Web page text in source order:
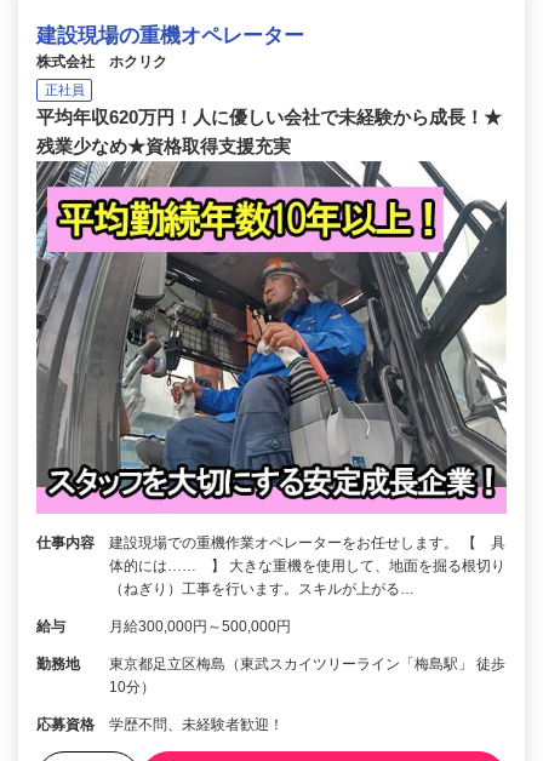
建設現場の重機オペレーター
株式会社 ホクリク
正社員
平均年収620万円！人に優しい会社で未経験から成長！★
残業少なめ★資格取得支援充実
仕事内容
建設現場での重機作業オペレーターをお任せします。 【 具
体的には…… 】 大きな重機を使用して、地面を掘る根切り
（ねぎり）工事を行います。スキルが上がる…
給与 月給300,000円～500,000円
勤務地
東京都足立区梅島（東武スカイツリーライン「梅島駅」 徒歩
10分）
応募資格 学歴不問、未経験者歓迎！